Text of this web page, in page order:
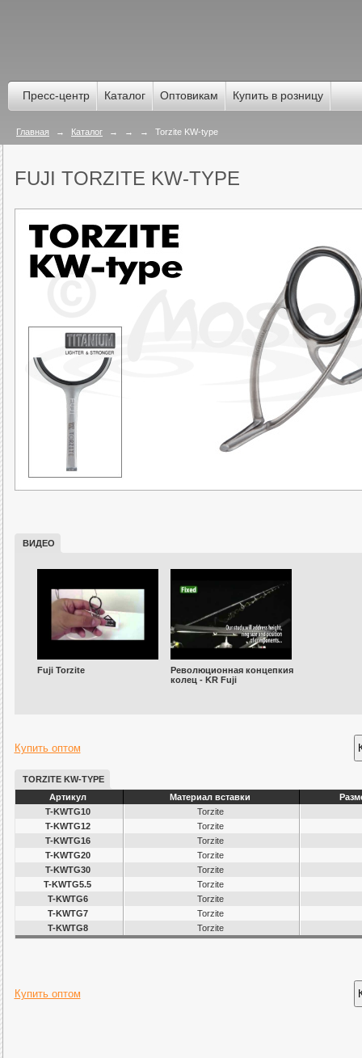
Пресс-центр Каталог Оптовикам Купить в розницу
Главная → Каталог → → → Torzite KW-type
FUJI TORZITE KW-TYPE
ВИДЕО
Fuji Torzite
Революционная концепкия
колец - KR Fuji
Купить оптом
TORZITE KW-TYPE
Артикул
Материал вставки
T-KWTG10
Torzite
T-KWTG12
Torzite
T-KWTG16
Torzite
T-KWTG20
Torzite
T-KWTG30
Torzite
T-KWTG5.5
Torzite
T-KWTG6
Torzite
T-KWTG7
Torzite
T-KWTG8
Torzite
Купить оптом